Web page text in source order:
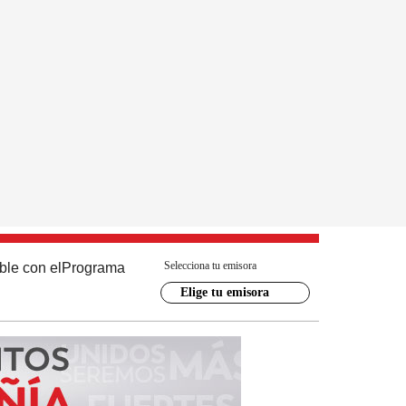
con el Programa Selecciona tu emisora
Elige tu emisora